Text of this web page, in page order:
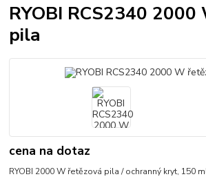
RYOBI RCS2340 2000
pila
cena na dotaz
RYOBI 2000 W řetězová pila / ochranný kryt, 150